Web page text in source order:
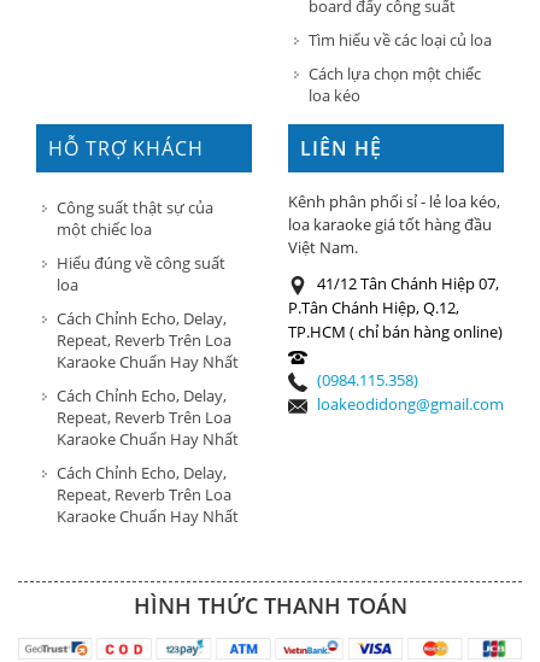
board đẩy công suất
Tìm hiểu về các loại củ loa
Cách lựa chọn một chiếc
loa kéo
HỖ TRỢ KHÁCH
HÀNG
Công suất thật sự của
một chiếc loa
Hiểu đúng về công suất
loa
Cách Chỉnh Echo, Delay,
Repeat, Reverb Trên Loa
Karaoke Chuẩn Hay Nhất
Cách Chỉnh Echo, Delay,
Repeat, Reverb Trên Loa
Karaoke Chuẩn Hay Nhất
Cách Chỉnh Echo, Delay,
Repeat, Reverb Trên Loa
Karaoke Chuẩn Hay Nhất
LIÊN HỆ
Kênh phân phối sỉ - lẻ loa kéo,
loa karaoke giá tốt hàng đầu
Việt Nam.
41/12 Tân Chánh Hiệp 07,
P.Tân Chánh Hiệp, Q.12,
TP.HCM ( chỉ bán hàng online)
(0984.115.358)
loakeodidong@gmail.com
HÌNH THỨC THANH TOÁN